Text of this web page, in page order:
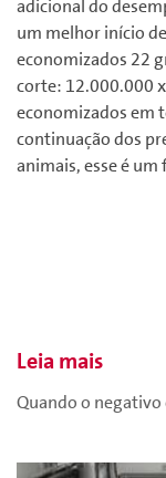
adicional do
um melhor início
economizados 22
corte: 12.000.000
economizados em
continuação dos
animais, esse é
Leia mais
Quando o